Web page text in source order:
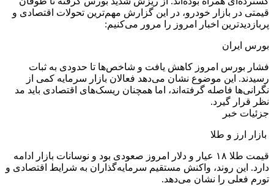
قیمتی در بازار خودرو، در این گزارش مهم‌ترین تحولات اقتصادی و
پربازدیدترین اخبار امروز را مرور می‌کنیم:
بورس ایران
فشار بورس امروز کاهش یافت و شاخص‌ها تا حدودی به ثبات
رسیدند. این موضوع نشان می‌دهد فعالان بازار سرمایه کمی از
نگرانی‌ها فاصله گرفته‌اند، اما همچنان ریسک‌های اقتصادی باید مد
نظر قرار گیرد.
جزئیات خبر
بازار ارز و طلا
قیمت طلا ۱۸ عیار و دلار امروز صعودی بود و نوسانات بازار ادامه
دارد. این روند، واکنش مستقیم سرمایه‌گذاران به شرایط اقتصادی و
تورم فعلی را نشان می‌دهد.